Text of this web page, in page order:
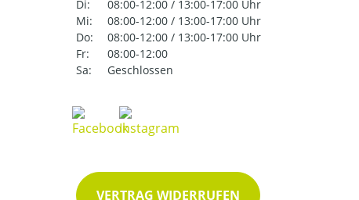
Di:
08:00-12:00 / 13:00-17:00 Uhr
Mi:
08:00-12:00 / 13:00-17:00 Uhr
Do:
08:00-12:00 / 13:00-17:00 Uhr
Fr:
08:00-12:00
Sa:
Geschlossen
VERTRAG WIDERRUFEN